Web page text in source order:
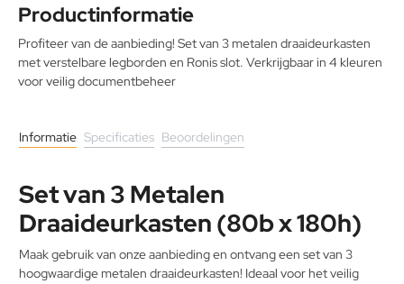
Productinformatie
Profiteer van de aanbieding! Set van 3 metalen draaideurkasten
met verstelbare legborden en Ronis slot. Verkrijgbaar in 4 kleuren
voor veilig documentbeheer
Informatie Specificaties Beoordelingen
Set van 3 Metalen
Draaideurkasten (80b x 180h)
Maak gebruik van onze aanbieding en ontvang een set van 3
hoogwaardige metalen draaideurkasten! Ideaal voor het veilig